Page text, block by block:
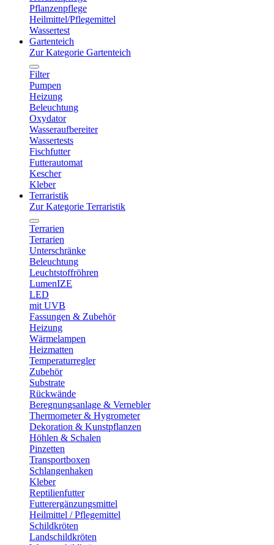
Pflanzenpflege
Heilmittel/Pflegemittel
Wassertest
Gartenteich
Zur Kategorie Gartenteich
Filter
Pumpen
Heizung
Beleuchtung
Oxydator
Wasseraufbereiter
Wassertests
Fischfutter
Futterautomat
Kescher
Kleber
Terraristik
Zur Kategorie Terraristik
Terrarien
Terrarien
Unterschränke
Beleuchtung
Leuchtstoffröhren
LumenIZE
LED
mit UVB
Fassungen & Zubehör
Heizung
Wärmelampen
Heizmatten
Temperaturregler
Zubehör
Substrate
Rückwände
Beregnungsanlage & Vernebler
Thermometer & Hygrometer
Dekoration & Kunstpflanzen
Höhlen & Schalen
Pinzetten
Transportboxen
Schlangenhaken
Kleber
Reptilienfutter
Futterergänzungsmittel
Heilmittel / Pflegemittel
Schildkröten
Landschildkröten